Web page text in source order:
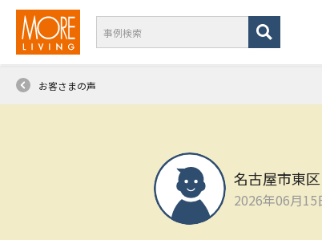
お客さまの声
名古屋市東
2026年06月15